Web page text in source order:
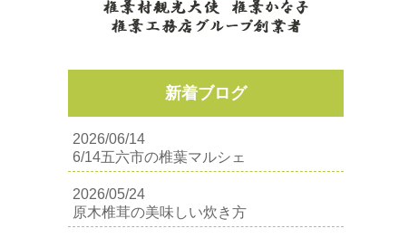
新着ブログ
2026/06/14
6/14五六市の椎葉マルシェ
2026/05/24
原木椎茸の美味しい炊き方